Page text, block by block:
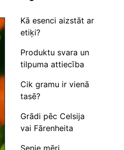
Kā esenci aizstāt ar
etiķi?
Produktu svara un
tilpuma attiecība
Cik gramu ir vienā
tasē?
Grādi pēc Celsija
vai Fārenheita